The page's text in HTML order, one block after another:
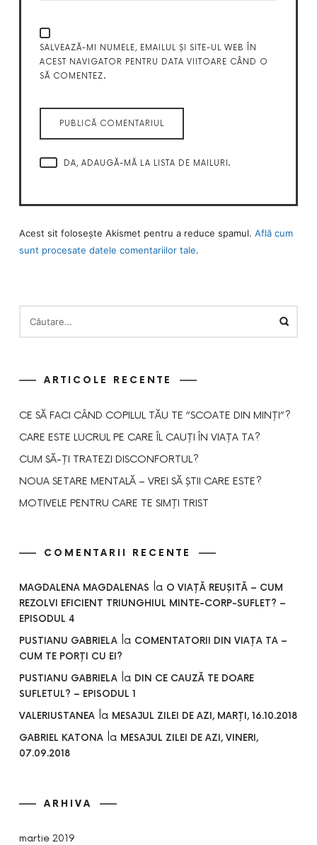
SALVEAZĂ-MI NUMELE, EMAILUL ȘI SITE-UL WEB ÎN
ACEST NAVIGATOR PENTRU DATA VIITOARE CÂND O
SĂ COMENTEZ.
DA, ADAUGĂ-MĂ LA LISTA DE MAILURI.
Acest sit folosește Akismet pentru a reduce spamul. Află cum
sunt procesate datele comentariilor tale.
DUPĂ:
ARTICOLE RECENTE
CE SĂ FACI CÂND COPILUL TĂU TE ”SCOATE DIN MINȚI”?
CARE ESTE LUCRUL PE CARE ÎL CAUȚI ÎN VIAȚA TA?
CUM SĂ-ȚI TRATEZI DISCONFORTUL?
NOUA SETARE MENTALĂ – VREI SĂ ȘTII CARE ESTE?
MOTIVELE PENTRU CARE TE SIMȚI TRIST
COMENTARII RECENTE
MAGDALENA MAGDALENAS la O VIAȚĂ REUȘITĂ – CUM
REZOLVI EFICIENT TRIUNGHIUL MINTE-CORP-SUFLET? –
EPISODUL 4
PUSTIANU GABRIELAla COMENTATORII DIN VIAȚA TA –
CUM TE PORȚI CU EI?
PUSTIANU GABRIELAla DIN CE CAUZĂ TE DOARE
SUFLETUL? – EPISODUL 1
VALERIUSTANEAla MESAJUL ZILEI DE AZI, MARȚI, 16.10.2018
GABRIEL KATONAla MESAJUL ZILEI DE AZI, VINERI,
07.09.2018
ARHIVA
martie 2019